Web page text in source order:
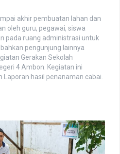
akhir pembuatan lahan dan
oleh guru, pegawai, siswa
pada ruang administrasi untuk
pengunjung lainnya
Gerakan Sekolah
4 Ambon. Kegiatan ini
Laporan hasil penanaman cabai.
buE7HR41&quot;